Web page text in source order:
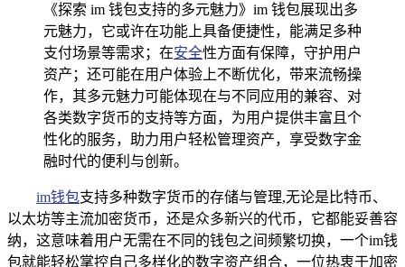
《探索 im 钱包支持的多元魅力》im 钱包展现出多
元魅力，它或许在功能上具备便捷性，能满足多种
支付场景等需求；在安全性方面有保障，守护用户
资产；还可能在用户体验上不断优化，带来流畅操
作，其多元魅力可能体现在与不同应用的兼容、对
各类数字货币的支持等方面，为用户提供丰富且个
性化的服务，助力用户轻松管理资产，享受数字金
融时代的便利与创新。
im钱包支持多种数字货币的存储与管理,无论是比特币、
以太坊等主流加密货币，还是众多新兴的代币，它都能妥善容
纳，这意味着用户无需在不同的钱包之间频繁切换，一个im钱
包就能轻松掌控自己多样化的数字资产组合，一位热衷于加密